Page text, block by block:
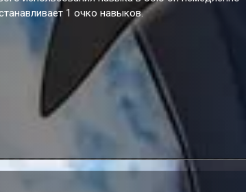
1 очко навыков.